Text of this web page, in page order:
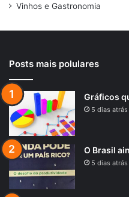
Vinhos e Gastronomia
Posts mais polulares
Gráficos
5 dias atrás
O Brasil
5 dias atrás